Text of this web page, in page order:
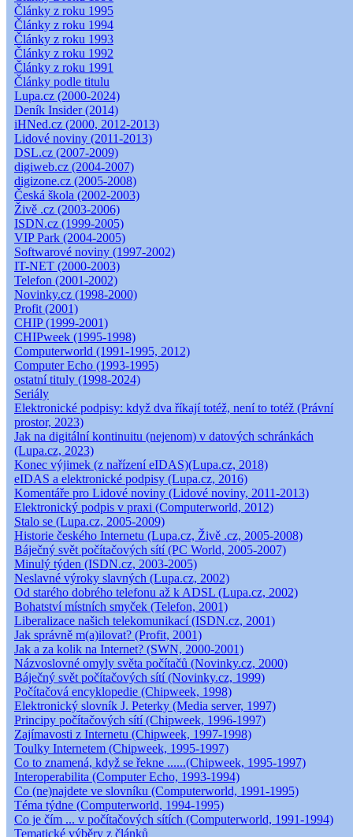
Články z roku 1995
Články z roku 1994
Články z roku 1993
Články z roku 1992
Články z roku 1991
Články podle titulu
Lupa.cz (2000-2024)
Deník Insider (2014)
iHNed.cz (2000, 2012-2013)
Lidové noviny (2011-2013)
DSL.cz (2007-2009)
digiweb.cz (2004-2007)
digizone.cz (2005-2008)
Česká škola (2002-2003)
Živě .cz (2003-2006)
ISDN.cz (1999-2005)
VIP Park (2004-2005)
Softwarové noviny (1997-2002)
IT-NET (2000-2003)
Telefon (2001-2002)
Novinky.cz (1998-2000)
Profit (2001)
CHIP (1999-2001)
CHIPweek (1995-1998)
Computerworld (1991-1995, 2012)
Computer Echo (1993-1995)
ostatní tituly (1998-2024)
Seriály
Elektronické podpisy: když dva říkají totéž, není to totéž (Právní
prostor, 2023)
Jak na digitální kontinuitu (nejenom) v datových schránkách
(Lupa.cz, 2023)
Konec výjimek (z nařízení eIDAS)(Lupa.cz, 2018)
eIDAS a elektronické podpisy (Lupa.cz, 2016)
Komentáře pro Lidové noviny (Lidové noviny, 2011-2013)
Elektronický podpis v praxi (Computerworld, 2012)
Stalo se (Lupa.cz, 2005-2009)
Historie českého Internetu (Lupa.cz, Živě .cz, 2005-2008)
Báječný svět počítačových sítí (PC World, 2005-2007)
Minulý týden (ISDN.cz, 2003-2005)
Neslavné výroky slavných (Lupa.cz, 2002)
Od starého dobrého telefonu až k ADSL (Lupa.cz, 2002)
Bohatství místních smyček (Telefon, 2001)
Liberalizace našich telekomunikací (ISDN.cz, 2001)
Jak správně m(a)ilovat? (Profit, 2001)
Jak a za kolik na Internet? (SWN, 2000-2001)
Názvoslovné omyly světa počítačů (Novinky.cz, 2000)
Báječný svět počítačových sítí (Novinky.cz, 1999)
Počítačová encyklopedie (Chipweek, 1998)
Elektronický slovník J. Peterky (Media server, 1997)
Principy počítačových sítí (Chipweek, 1996-1997)
Zajímavosti z Internetu (Chipweek, 1997-1998)
Toulky Internetem (Chipweek, 1995-1997)
Co to znamená, když se řekne ......(Chipweek, 1995-1997)
Interoperabilita (Computer Echo, 1993-1994)
Co (ne)najdete ve slovníku (Computerworld, 1991-1995)
Téma týdne (Computerworld, 1994-1995)
Co je čím ... v počítačových sítích (Computerworld, 1991-1994)
Tematické výběry z článků